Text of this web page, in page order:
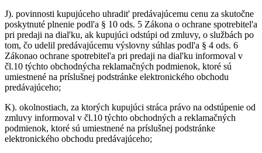
J). povinnosti kupujúceho uhradit' predávajúcemu cenu za skutočne
poskytnuté plnenie podl'a § 10 ods. 5 Zákona o ochrane spotrebitel'a
pri predaji na dial'ku, ak kupujúci odstúpi od zmluvy, o službách po
tom, čo udelil predávajúcemu výslovny súhlas podl'a § 4 ods. 6
Zákonao ochrane spotrebitel'a pri predaji na dial'ku informoval v
čl.10 týchto obchodnýcha reklamačných podmienok, ktoré sú
umiestnené na príslušnej podstránke elektronického obchodu
predávajúceho;
K). okolnostiach, za ktorých kupujúci stráca právo na odstúpenie od
zmluvy informoval v čl.10 týchto obchodných a reklamačných
podmienok, ktoré sú umiestnené na príslušnej podstránke
elektronického obchodu predávajúceho;